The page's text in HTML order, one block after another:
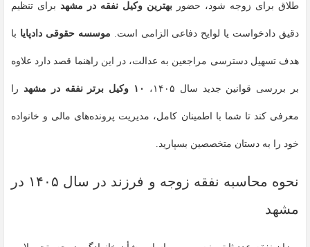
طلاق برای زوجه شود، حضور بهترین وکیل نفقه در مشهد برای تنظیم
دقیق دادخواست یا لوایح دفاعی الزامی است. موسسه حقوقی دادپایا با
هدف تسهیل دسترسی مراجعین به عدالت، در این راهنما قصد دارد علاوه
بر بررسی قوانین جدید سال ۱۴۰۵، ۱۰ وکیل برتر نفقه در مشهد را
معرفی کند تا شما با اطمینان کامل، مدیریت پرونده‌های مالی و خانواده
خود را به دستان متخصصین بسپارید.
نحوه محاسبه نفقه زوجه و فرزند در سال ۱۴۰۵ در
مشهد